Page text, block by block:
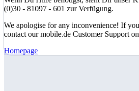
(0)30 - 81097 - 601 zur Verfügung.
We apologise for any inconvenience! If
contact our mobile.de Customer Support
Homepage